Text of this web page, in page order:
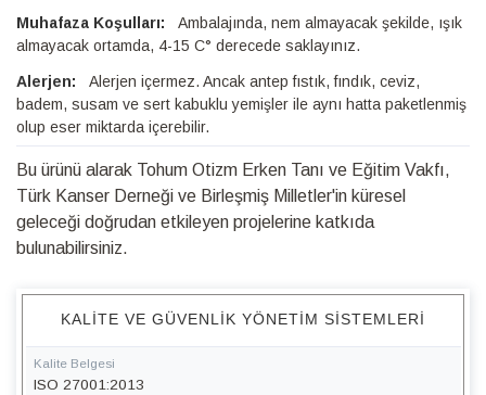
Ambalajında, nem almayacak şekilde, ışık
almayacak ortamda, 4-15 C° derecede saklayınız.
Alerjen içermez. Ancak antep fıstık, fındık, ceviz,
badem, susam ve sert kabuklu yemişler ile aynı hatta paketlenmiş
olup eser miktarda içerebilir.
Bu ürünü alarak Tohum Otizm Erken Tanı ve Eğitim Vakfı,
Türk Kanser Derneği ve Birleşmiş Milletler'in küresel
geleceği doğrudan etkileyen projelerine katkıda
bulunabilirsiniz.
KALITE VE GÜVENLIK YÖNETIM SISTEMLERI
Kalite Belgesi
ISO 27001:2013